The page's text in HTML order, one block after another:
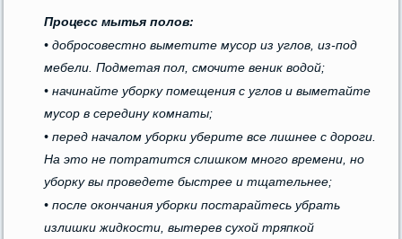
Процесс мытья полов:
• добросовестно выметите мусор из углов, из-под
мебели. Подметая пол, смочите веник водой;
• начинайте уборку помещения с углов и выметайте
мусор в середину комнаты;
• перед началом уборки уберите все лишнее с дороги.
На это не потратится слишком много времени, но
уборку вы проведете быстрее и тщательнее;
• после окончания уборки постарайтесь убрать
излишки жидкости, вытерев сухой тряпкой